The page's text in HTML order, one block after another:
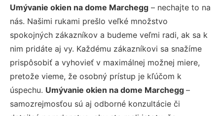
Umývanie okien na dome Marchegg – nechajte to na
nás. Našimi rukami prešlo veľké množstvo
spokojných zákazníkov a budeme veľmi radi, ak sa k
nim pridáte aj vy. Každému zákazníkovi sa snažíme
prispôsobiť a vyhovieť v maximálnej možnej miere,
pretože vieme, že osobný prístup je kľúčom k
úspechu. Umývanie okien na dome Marchegg –
samozrejmosťou sú aj odborné konzultácie či